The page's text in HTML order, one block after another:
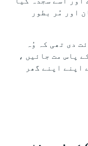
اور مُر بطور
دی تھی کہ وُہ
پاس مت جائیں ،
اپنے اپنے گھر